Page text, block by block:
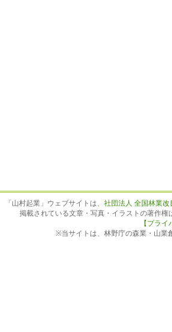
「山村起業」ウェブサイトは、 社団法人 全国林業
掲載されている文章・写真・イラストの著作
【プラ
※当サイトは、林野庁の森業・山業